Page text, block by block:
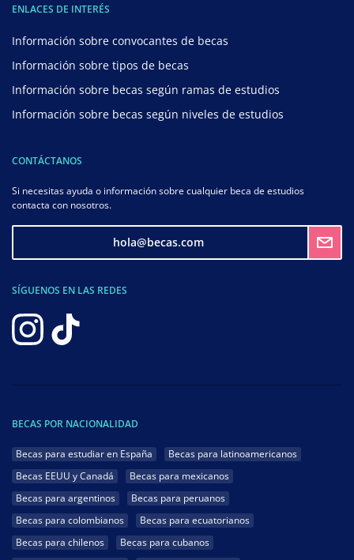
ENLACES DE INTERÉS
Información sobre convocantes de becas
Información sobre tipos de becas
Información sobre becas según ramas de estudios
Información sobre becas según niveles de estudios
CONTÁCTANOS
Si necesitas ayuda o información sobre cualquier beca de estudios
contacta con nosotros.
hola@becas.com
SÍGUENOS EN LAS REDES
BECAS POR NACIONALIDAD
Becas para estudiar en España
Becas para latinoamericanos
Becas EEUU y Canadá
Becas para mexicanos
Becas para argentinos
Becas para peruanos
Becas para colombianos
Becas para ecuatorianos
Becas para chilenos
Becas para cubanos